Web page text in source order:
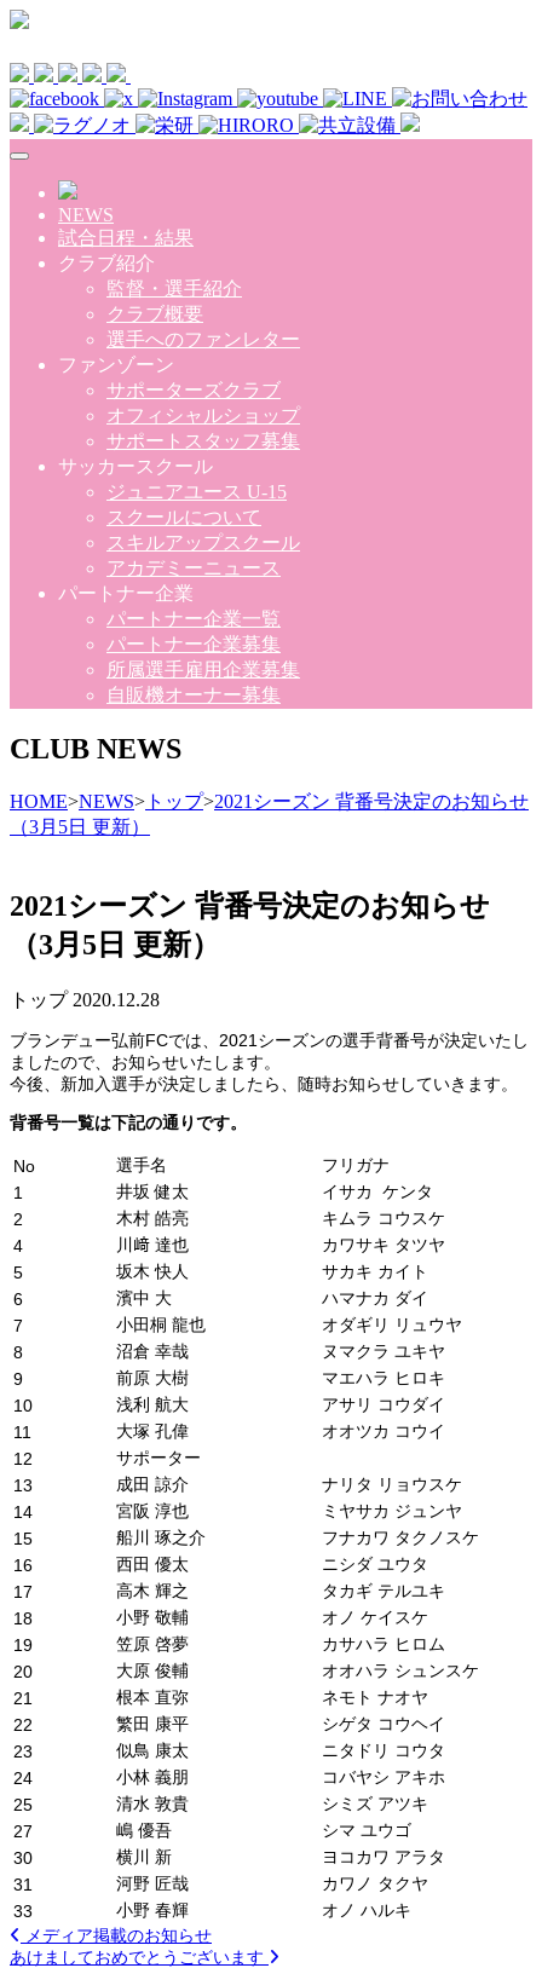
Skip to main content
NEWS
試合日程・結果
クラブ紹介
監督・選手紹介
クラブ概要
選手へのファンレター
ファンゾーン
サポーターズクラブ
オフィシャルショップ
サポートスタッフ募集
サッカースクール
ジュニアユース U-15
スクールについて
スキルアップスクール
アカデミーニュース
パートナー企業
パートナー企業一覧
パートナー企業募集
所属選手雇用企業募集
自販機オーナー募集
CLUB NEWS
HOME>NEWS> トップ>2021シーズン 背番号決定のお知らせ
（3月5日 更新）
2021シーズン 背番号決定のお知らせ
（3月5日 更新）
トップ 2020.12.28
ブランデュー弘前FCでは、2021シーズンの選手背番号が決定いたし
ましたので、お知らせいたします。
今後、新加入選手が決定しましたら、随時お知らせしていきます。
背番号一覧は下記の通りです。
No 選手名
フリガナ
1
井坂 健太
イサカ ケンタ
2
木村 皓亮
キムラ コウスケ
4
川﨑 達也
カワサキ タツヤ
5
坂木 快人
サカキ カイト
6
濱中 大
ハマナカ ダイ
7
小田桐 龍也
オダギリ リュウヤ
8
沼倉 幸哉
ヌマクラ ユキヤ
9
前原 大樹
マエハラ ヒロキ
10
浅利 航大
アサリ コウダイ
11
大塚 孔偉
オオツカ コウイ
12
サポーター
13
成田 諒介
ナリタ リョウスケ
14
宮阪 淳也
ミヤサカ ジュンヤ
15
船川 琢之介
フナカワ タクノスケ
16
西田 優太
ニシダ ユウタ
17
高木 輝之
タカギ テルユキ
18
小野 敬輔
オノ ケイスケ
19
笠原 啓夢
カサハラ ヒロム
20
大原 俊輔
オオハラ シュンスケ
21
根本 直弥
ネモト ナオヤ
22
繁田 康平
シゲタ コウヘイ
23
似鳥 康太
ニタドリ コウタ
24
小林 義朋
コバヤシ アキホ
25
清水 敦貴
シミズ アツキ
27
嶋 優吾
シマ ユウゴ
30
横川 新
ヨコカワ アラタ
31
河野 匠哉
カワノ タクヤ
33
小野 春輝
オノ ハルキ
メディア掲載のお知らせ
あけましておめでとうございます